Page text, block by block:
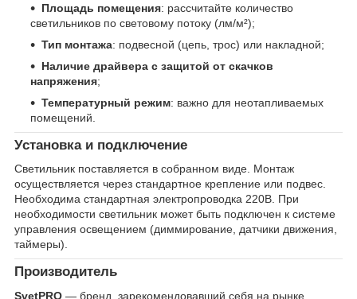
Площадь помещения: рассчитайте количество
светильников по световому потоку (лм/м²);
Тип монтажа: подвесной (цепь, трос) или накладной;
Наличие драйвера с защитой от скачков
напряжения;
Температурный режим: важно для неотапливаемых
помещений.
Установка и подключение
Светильник поставляется в собранном виде. Монтаж
осуществляется через стандартное крепление или подвес.
Необходима стандартная электропроводка 220В. При
необходимости светильник может быть подключен к системе
управления освещением (диммирование, датчики движения,
таймеры).
Производитель
SvetPRO — бренд, зарекомендовавший себя на рынке